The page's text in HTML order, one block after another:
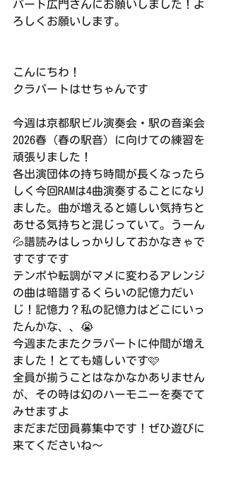
パート広門さんにお願いしました！よ
ろしくお願いします。
こんにちわ！
クラパートはせちゃんです
今週は京都駅ビル演奏会・駅の音楽会
2026春（春の駅音）に向けての練習を
頑張りました！
各出演団体の持ち時間が長くなったら
しく今回RAMは4曲演奏することになり
ました。曲が増えると嬉しい気持ちと
あせる気持ちと混じっていて。うーん
💦譜読みはしっかりしておかなきゃで
すですです
テンポや転調がマメに変わるアレンジ
の曲は暗譜するくらいの記憶力だい
じ！記憶力？私の記憶力はどこにいっ
たんかな、、😭
今週またまたクラパートに仲間が増え
ました！とても嬉しいです🩷
全員が揃うことはなかなかありません
が、その時は幻のハーモニーを奏でて
みせますよ
まだまだ団員募集中です！ぜひ遊びに
来てくださいね〜